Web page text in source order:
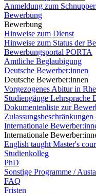
Anmeldung zum
Bewerbung
Bewerbung
Hinweise zum Dienst
Hinweise zum Status der
Bewerbungsportal PORTA
Amtliche Beglaubigung
Deutsche Bewerber:innen
Deutsche Bewerber:innen
Vorgezogenes Abitur in
Studiengänge Lehrsprache
Dokumentenliste zur
Internationale
Internationale
English taught Master's
Studienkolleg
PhD
Sonstige Programme /
FAQ
Fristen